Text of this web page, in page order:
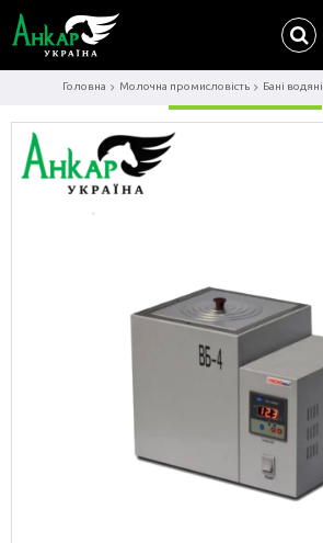
Головна Молочна промисловість Бані водяні